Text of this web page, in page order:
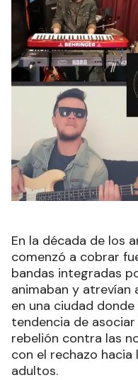
En la década de los
comenzó a cobrar
bandas integradas
animaban y atrevían
en una ciudad
tendencia de
rebelión contra las
con el rechazo
adultos.